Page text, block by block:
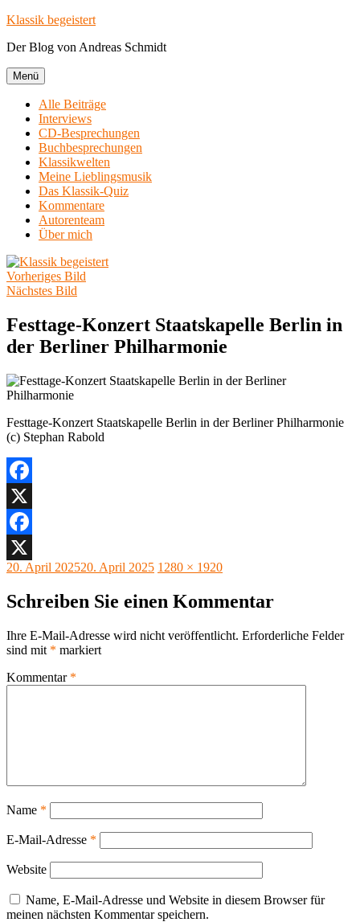
Zum
springen
Klassik begeistert
Der Blog von Andreas Schmidt
Menü
Alle Beiträge
Interviews
CD-Besprechungen
Buchbesprechungen
Klassikwelten
Meine Lieblingsmusik
Das Klassik-Quiz
Kommentare
Autorenteam
Über mich
Vorheriges Bild
Nächstes Bild
Festtage-Konzert Staatskapelle Berlin in
der Berliner Philharmonie
Festtage-Konzert Staatskapelle Berlin in der Berliner Philharmonie
(c) Stephan Rabold
Facebook
X
Facebook
X
Veröffentlicht
20. April 202520. April 2025 Originalgröße
1280 × 1920
Schreiben Sie einen Kommentar
Ihre E-Mail-Adresse wird nicht veröffentlicht. Erforderliche Felder
sind mit * markiert
Kommentar *
Name *
E-Mail-Adresse *
Website
Name, E-Mail-Adresse und Website in diesem Browser für
meinen nächsten Kommentar speichern.